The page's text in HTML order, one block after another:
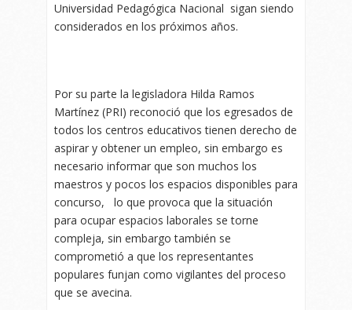
Universidad Pedagógica Nacional sigan siendo
considerados en los próximos años.
Por su parte la legisladora Hilda Ramos
Martínez (PRI) reconoció que los egresados de
todos los centros educativos tienen derecho de
aspirar y obtener un empleo, sin embargo es
necesario informar que son muchos los
maestros y pocos los espacios disponibles para
concurso, lo que provoca que la situación
para ocupar espacios laborales se torne
compleja, sin embargo también se
comprometió a que los representantes
populares funjan como vigilantes del proceso
que se avecina.